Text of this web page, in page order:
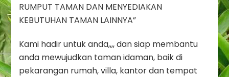
RUMPUT TAMAN DAN MENYEDIAKAN
KEBUTUHAN TAMAN LAINNYA”
Kami hadir untuk anda,,,, dan siap membantu
anda mewujudkan taman idaman, baik di
pekarangan rumah, villa, kantor dan tempat